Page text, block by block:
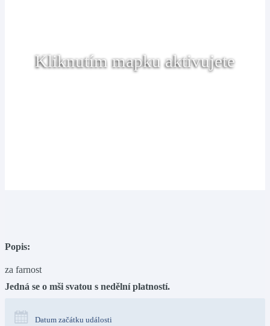
Kliknutím mapku aktivujete
Popis:
za farnost
Jedná se o mši svatou s nedělní platností.
Datum začátku události